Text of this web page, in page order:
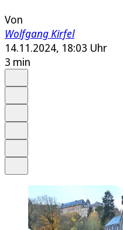
Von
Wolfgang Kirfel
14.11.2024, 18:03 Uhr
3 min